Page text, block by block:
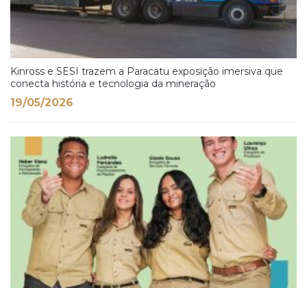
Kinross e SESI trazem a Paracatu exposição imersiva que
conecta história e tecnologia da mineração
19/05/2026